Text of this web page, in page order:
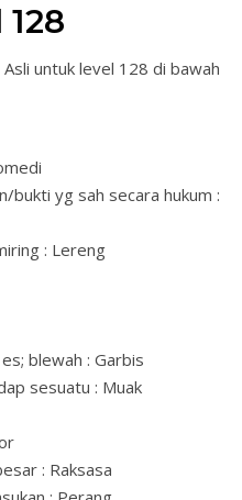
untuk level 128 di bawah
bukti yg sah secara hukum :
: Lereng
blewah : Garbis
sesuatu : Muak
: Raksasa